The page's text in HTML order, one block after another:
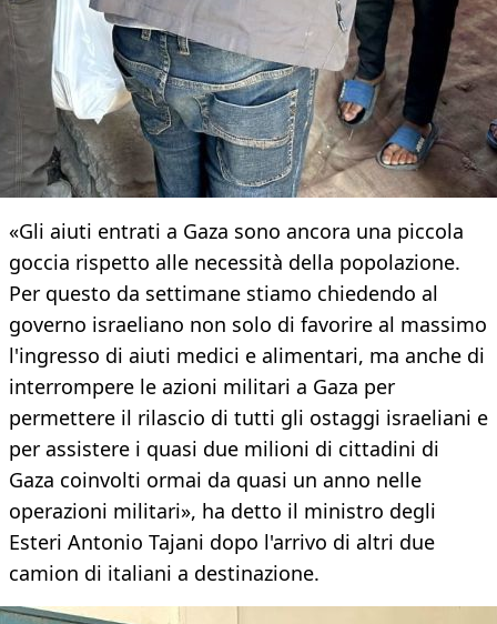
«Gli aiuti entrati a Gaza sono ancora una piccola
goccia rispetto alle necessità della popolazione.
Per questo da settimane stiamo chiedendo al
governo israeliano non solo di favorire al massimo
l'ingresso di aiuti medici e alimentari, ma anche di
interrompere le azioni militari a Gaza per
permettere il rilascio di tutti gli ostaggi israeliani e
per assistere i quasi due milioni di cittadini di
Gaza coinvolti ormai da quasi un anno nelle
operazioni militari», ha detto il ministro degli
Esteri Antonio Tajani dopo l'arrivo di altri due
camion di italiani a destinazione.